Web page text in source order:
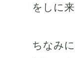
をしに
ちなみ